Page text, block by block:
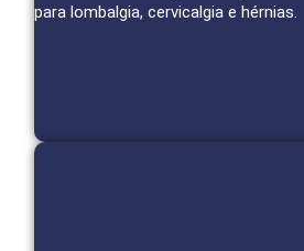
para lombalgia, cervicalgia e hérnias.
Agendar Consulta